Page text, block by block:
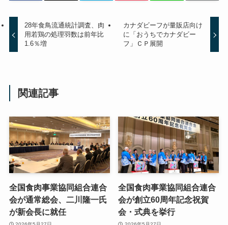
28年食鳥流通統計調査、肉
用若鶏の処理羽数は前年比
1.6％増
カナダビーフが量販店向け
に「おうちでカナダビー
フ」ＣＰ展開
関連記事
全国食肉事業協同組合連合
会が通常総会、二川隆一氏
が新会長に就任
全国食肉事業協同組合連合
会が創立60周年記念祝賀
会・式典を挙行